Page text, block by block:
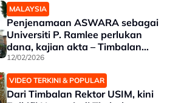
MALAYSIA
Penjenamaan ASWARA sebagai
Universiti P. Ramlee perlukan
dana, kajian akta – Timbalan
Rektor
12/02/2026
VIDEO TERKINI & POPULAR
Dari Timbalan Rektor USIM, kini